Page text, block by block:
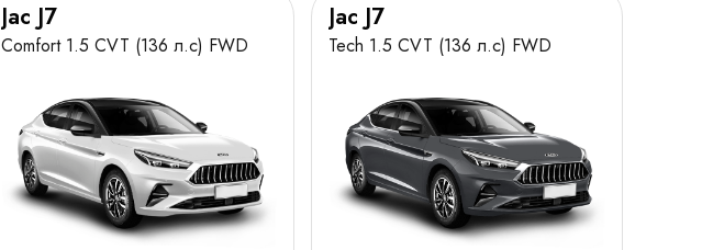
Jac J7
Comfort 1.5 CVT (136 л.с) FWD
Jac J7
Tech 1.5 CVT (136 л.с) FWD